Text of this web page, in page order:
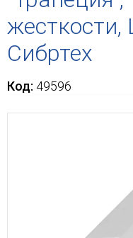
жесткости,
Сибртех
Код: 49596